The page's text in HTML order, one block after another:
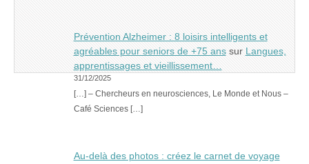
Prévention Alzheimer : 8 loisirs intelligents et
agréables pour seniors de +75 anssur Langues,
apprentissages et vieillissement…
31/12/2025
[…] – Chercheurs en neurosciences, Le Monde et Nous –
Café Sciences […]
Au-delà des photos : créez le carnet de voyage